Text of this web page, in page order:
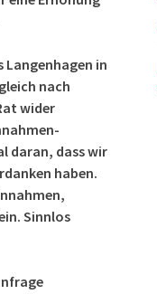
Langenhagen in
nach
wider
daran, dass wir
haben.
Sinnlos